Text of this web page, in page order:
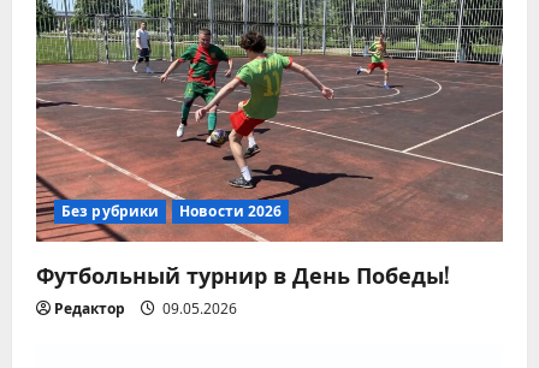
м
Без рубрики Новости 2026
Футбольный турнир в День Победы!
Редактор 09.05.2026